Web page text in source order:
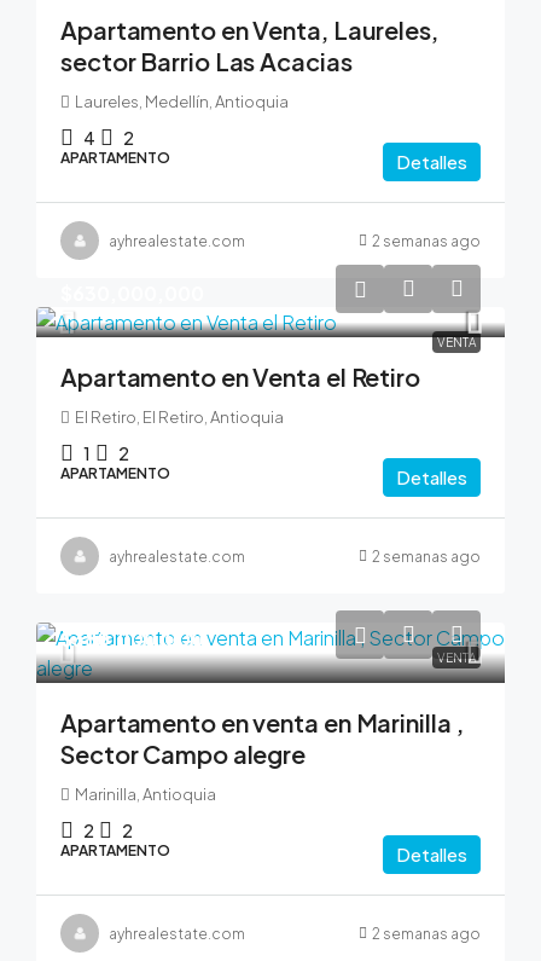
Apartamento en Venta, Laureles,
sector Barrio Las Acacias
Laureles, Medellín, Antioquia
4 2
APARTAMENTO Detalles
ayhrealestate.com 2 semanas ago
VENTA
Apartamento en Venta el Retiro
El Retiro, El Retiro, Antioquia
1 2
APARTAMENTO Detalles
ayhrealestate.com 2 semanas ago
VENTA
$380,000,000
Apartamento en venta en Marinilla ,
Sector Campo alegre
Marinilla, Antioquia
2 2
APARTAMENTO Detalles
ayhrealestate.com 2 semanas ago